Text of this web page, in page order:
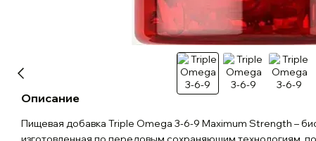
Описание
Пищевая добавка Triple Omega 3-6-9 Maximum Strength –